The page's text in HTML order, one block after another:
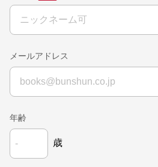
メールアドレス
年齢
歳